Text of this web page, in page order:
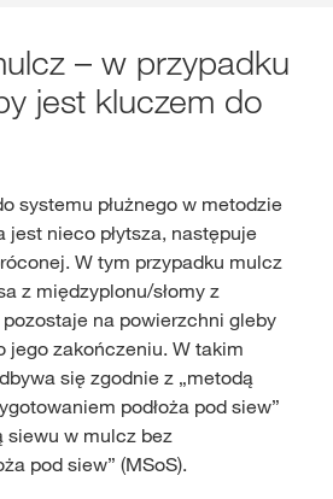
– w przypadku
jest kluczem do
systemu płużnego w metodzie
jest nieco płytsza, następuje
W tym przypadku mulcz
z międzyplonu/słomy z
na powierzchni gleby
jego zakończeniu. W takim
się zgodnie z „metodą
podłoża pod siew”
siewu w mulcz bez
pod siew” (MSoS).